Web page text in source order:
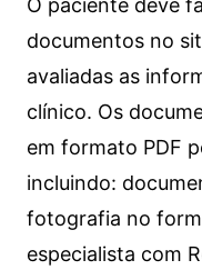
O paciente deve
documentos no
avaliadas as
clínico. Os
em formato PDF
incluindo:
fotografia no
especialista com